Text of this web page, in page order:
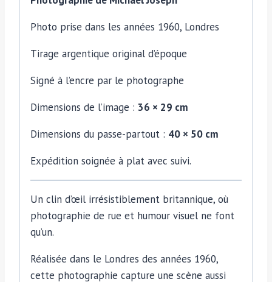
Photo prise dans les années 1960, Londres
Tirage argentique original d’époque
Signé à l’encre par le photographe
Dimensions de l’image : 36 × 29 cm
Dimensions du passe-partout : 40 × 50 cm
Expédition soignée à plat avec suivi.
Un clin d’œil irrésistiblement britannique, où
photographie de rue et humour visuel ne font
qu’un.
Réalisée dans le Londres des années 1960,
cette photographie capture une scène aussi